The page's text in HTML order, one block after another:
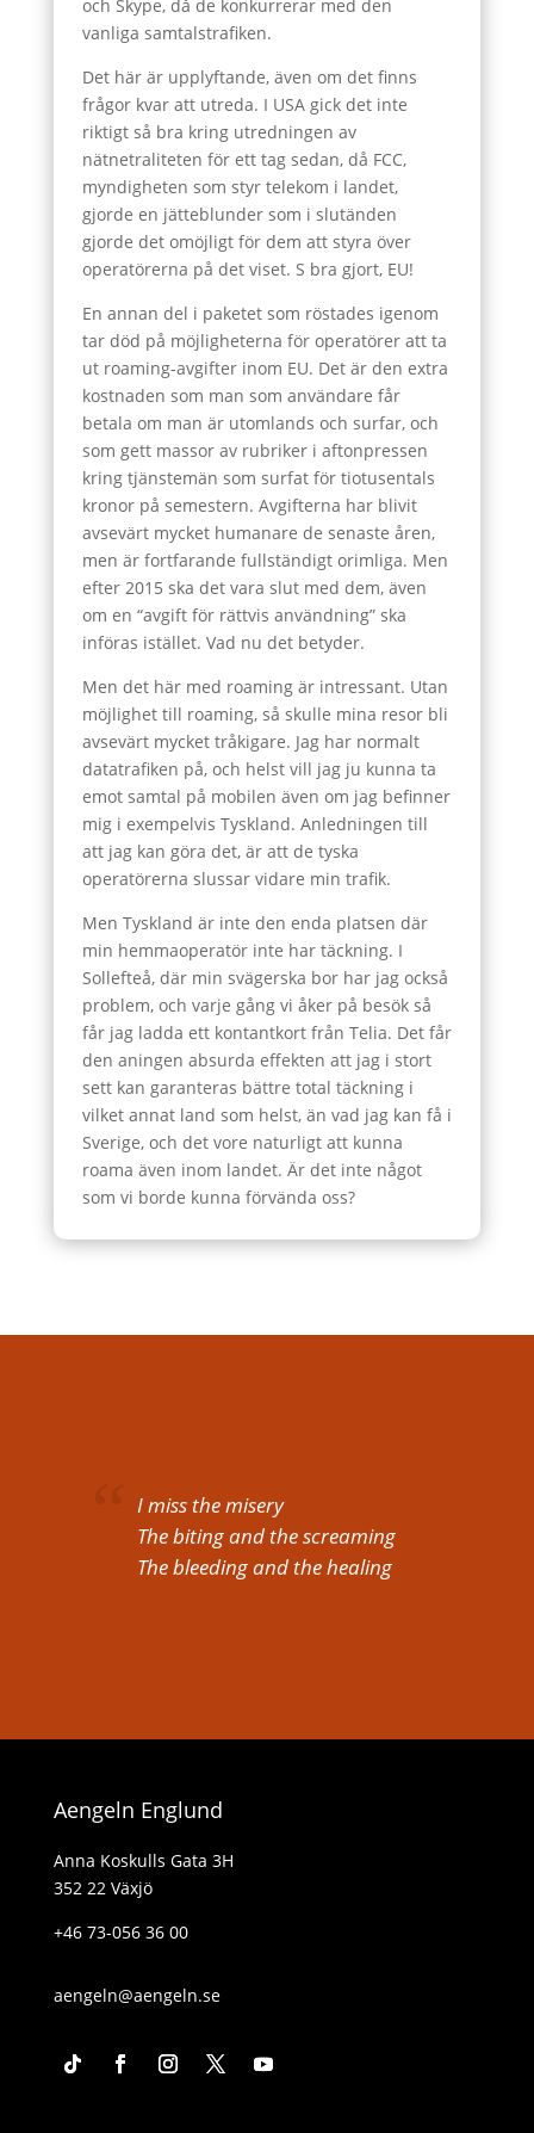
och Skype, då de konkurrerar med den
vanliga samtalstrafiken.
Det här är upplyftande, även om det finns
frågor kvar att utreda. I USA gick det inte
riktigt så bra kring utredningen av
nätnetraliteten för ett tag sedan, då FCC,
myndigheten som styr telekom i landet,
gjorde en jätteblunder som i slutänden
gjorde det omöjligt för dem att styra över
operatörerna på det viset. S bra gjort, EU!
En annan del i paketet som röstades igenom
tar död på möjligheterna för operatörer att ta
ut roaming-avgifter inom EU. Det är den extra
kostnaden som man som användare får
betala om man är utomlands och surfar, och
som gett massor av rubriker i aftonpressen
kring tjänstemän som surfat för tiotusentals
kronor på semestern. Avgifterna har blivit
avsevärt mycket humanare de senaste åren,
men är fortfarande fullständigt orimliga. Men
efter 2015 ska det vara slut med dem, även
om en “avgift för rättvis användning” ska
införas istället. Vad nu det betyder.
Men det här med roaming är intressant. Utan
möjlighet till roaming, så skulle mina resor bli
avsevärt mycket tråkigare. Jag har normalt
datatrafiken på, och helst vill jag ju kunna ta
emot samtal på mobilen även om jag befinner
mig i exempelvis Tyskland. Anledningen till
att jag kan göra det, är att de tyska
operatörerna slussar vidare min trafik.
Men Tyskland är inte den enda platsen där
min hemmaoperatör inte har täckning. I
Sollefteå, där min svägerska bor har jag också
problem, och varje gång vi åker på besök så
får jag ladda ett kontantkort från Telia. Det får
den aningen absurda effekten att jag i stort
sett kan garanteras bättre total täckning i
vilket annat land som helst, än vad jag kan få i
Sverige, och det vore naturligt att kunna
roama även inom landet. Är det inte något
som vi borde kunna förvända oss?
I miss the misery
The biting and the screaming
The bleeding and the healing
Aengeln Englund
Anna Koskulls Gata 3H
352 22 Växjö
+46 73-056 36 00
aengeln@aengeln.se